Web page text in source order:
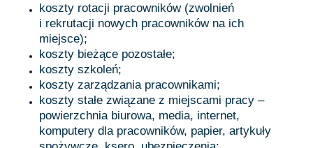
koszty rotacji pracowników (zwolnień
i rekrutacji nowych pracowników na ich
miejsce);
koszty bieżące pozostałe;
koszty szkoleń;
koszty zarządzania pracownikami;
koszty stałe związane z miejscami pracy –
powierzchnia biurowa, media, internet,
komputery dla pracowników, papier, artykuły